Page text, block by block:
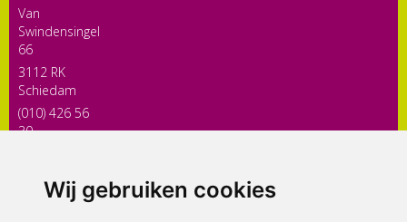
Wij gebruiken cookies
Van
Swindensingel
66
3112 RK
Schiedam
(010) 426 56
30
ONDERDEEL VAN